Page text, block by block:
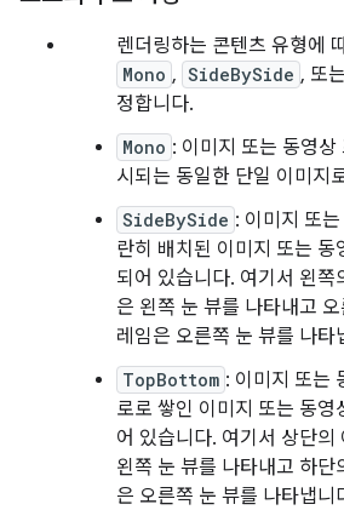
렌더링하는 콘텐츠 유형에
Mono , SideBySide , 또는
정합니다.
Mono : 이미지 또는 동영
시되는 동일한 단일 이미지
SideBySide : 이미지 또
란히 배치된 이미지 또는
되어 있습니다. 여기서 왼쪽
은 왼쪽 눈 뷰를 나타내고
레임은 오른쪽 눈 뷰를 나타
TopBottom : 이미지 또는
로로 쌓인 이미지 또는 동영
어 있습니다. 여기서 상단의
왼쪽 눈 뷰를 나타내고 하단
은 오른쪽 눈 뷰를 나타냅니